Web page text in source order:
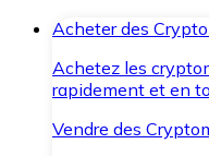
Acheter des
Achetez les
rapidement et en
Vendre des